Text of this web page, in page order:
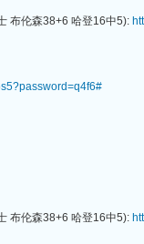
布伦森38+6 哈登16中5):
布伦森38+6 哈登16中5):